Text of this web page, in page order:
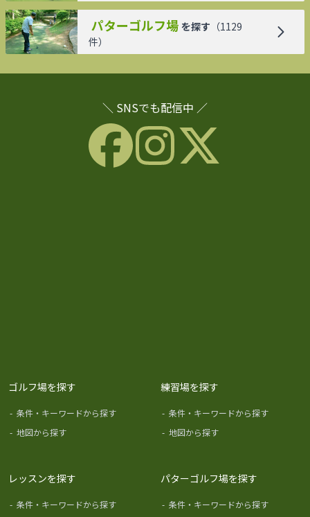
パターゴルフ場 を探す （1129
件）
＼ SNSでも配信中 ／
ゴルフ場を探す
- 条件・キーワードから探す
- 地図から探す
練習場を探す
- 条件・キーワードから探す
- 地図から探す
レッスンを探す
- 条件・キーワードから探す
パターゴルフ場を探す
- 条件・キーワードから探す